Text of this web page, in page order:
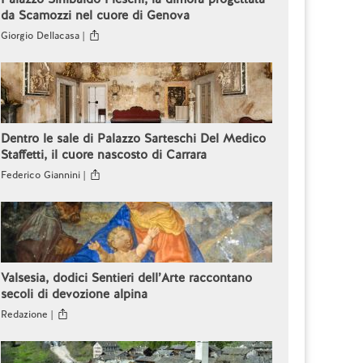
da Scamozzi nel cuore di Genova
Giorgio Dellacasa |
Dentro le sale di Palazzo Sarteschi Del Medico
Staffetti, il cuore nascosto di Carrara
Federico Giannini |
Valsesia, dodici Sentieri dell’Arte raccontano
secoli di devozione alpina
Redazione |